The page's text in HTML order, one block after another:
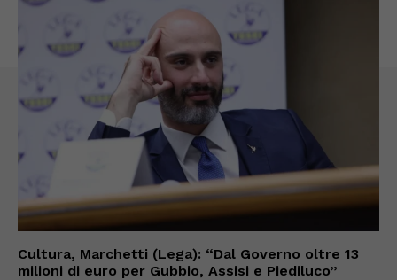
Cultura, Marchetti (Lega): “Dal Governo oltre 13
milioni di euro per Gubbio, Assisi e Piediluco”